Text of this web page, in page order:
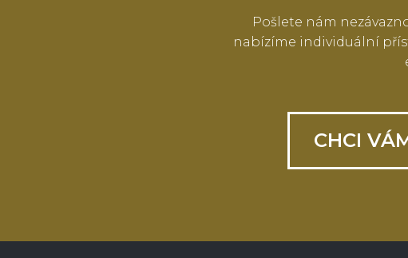
Pošlete nám
nabízíme individuální
CHCI